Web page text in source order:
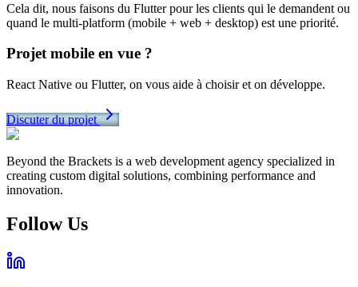
Cela dit, nous faisons du Flutter pour les clients qui le demandent ou
quand le multi-platform (mobile + web + desktop) est une priorité.
Projet mobile en vue ?
React Native ou Flutter, on vous aide à choisir et on développe.
Discuter du projet
Beyond the Brackets is a web development agency specialized in
creating custom digital solutions, combining performance and
innovation.
Follow Us